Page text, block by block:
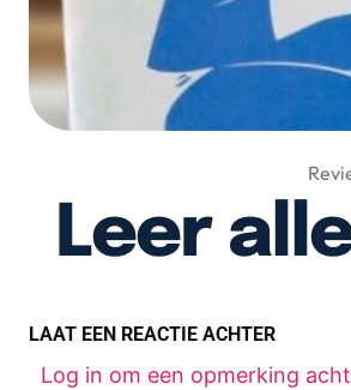
Leer
LAAT EEN REACTIE ACHTER
Log in om een opmerking